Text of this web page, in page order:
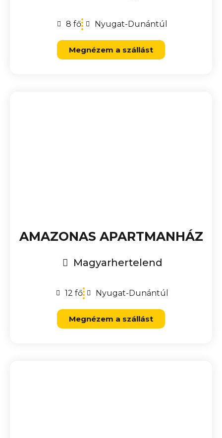
8 fő Nyugat-Dunántúl
Megnézem a szállást
AMAZONAS APARTMANHÁZ
Magyarhertelend
12 fő Nyugat-Dunántúl
Megnézem a szállást